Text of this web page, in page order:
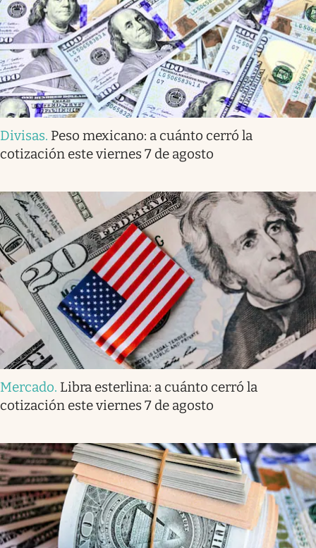
Divisas. Peso mexicano: a cuánto cerró la
cotización este viernes 7 de agosto
Mercado. Libra esterlina: a cuánto cerró la
cotización este viernes 7 de agosto